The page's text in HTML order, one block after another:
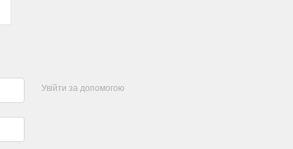
Увійти за допомогою